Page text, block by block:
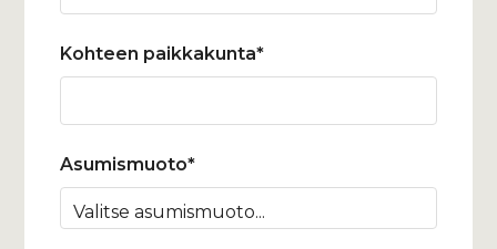
Kohteen paikkakunta*
Asumismuoto*